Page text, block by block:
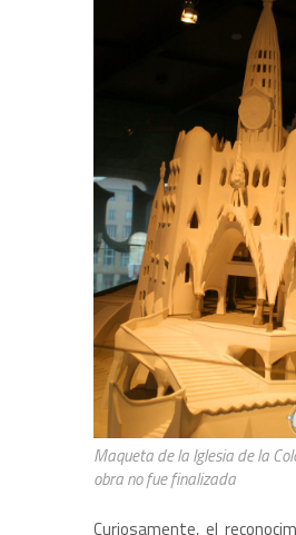
Maqueta de la Iglesia de la
obra no fue finalizada
Curiosamente, el